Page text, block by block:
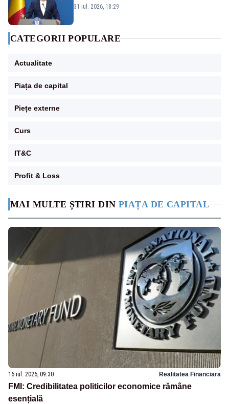
MAI MULTE ȘTIRI DIN PIAȚA DE CAPITAL
16 iul. 2026, 09:30 Realitatea Financiara
FMI: Credibilitatea politicilor economice rămâne
esențială
a anunțat importuri și posibile restricții –
31 iul. 2026, 18:29
CATEGORII POPULARE
Actualitate
Piața de capital
Piețe externe
Curs
IT&C
Profit & Loss